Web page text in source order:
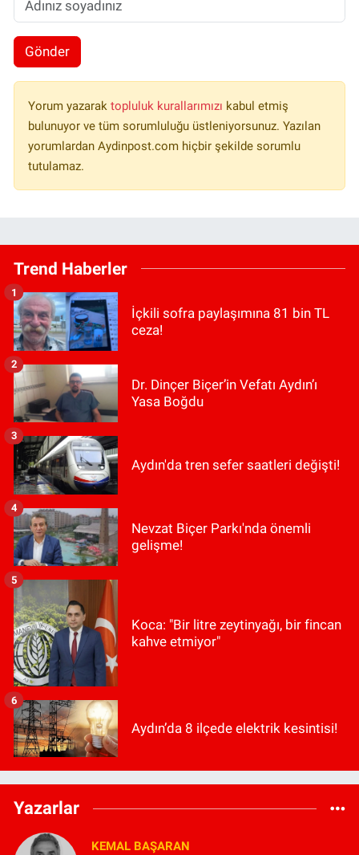
Gönder
Yorum yazarak topluluk kurallarımızı kabul etmiş
bulunuyor ve tüm sorumluluğu üstleniyorsunuz. Yazılan
yorumlardan Aydinpost.com hiçbir şekilde sorumlu
tutulamaz.
Trend Haberler
İçkili sofra paylaşımına 81 bin TL
ceza!
1
Dr. Dinçer Biçer’in Vefatı Aydın’ı
Yasa Boğdu
2
Aydın'da tren sefer saatleri değişti!
3
Nevzat Biçer Parkı'nda önemli
gelişme!
4
Koca: "Bir litre zeytinyağı, bir fincan
kahve etmiyor"
5
Aydın’da 8 ilçede elektrik kesintisi!
6
Yazarlar
KEMAL BAŞARAN